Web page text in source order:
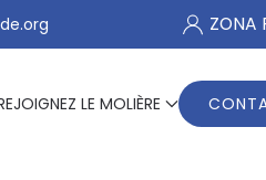
ZONA
LE MOLIÈRE